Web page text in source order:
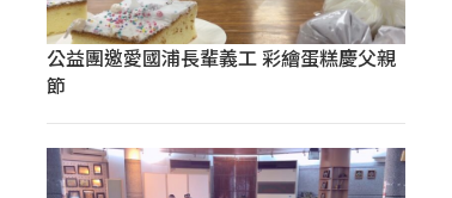
公益團邀愛國浦長輩義工 彩繪蛋糕慶父親
節